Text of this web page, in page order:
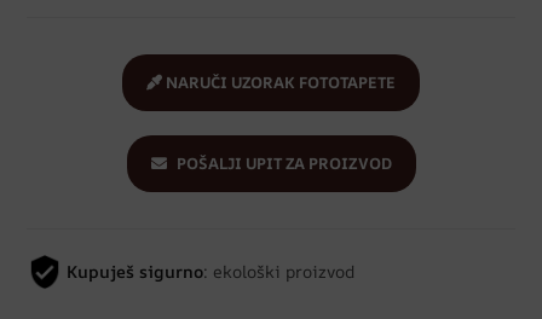
NARUČI UZORAK FOTOTAPETE
POŠALJI UPIT ZA PROIZVOD
Kupuješ sigurno: ekološki proizvod